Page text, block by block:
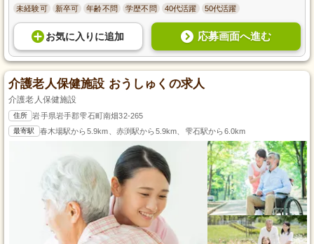
未経験可 新卒可 年齢不問 学歴不問 40代活躍 50代活躍
お気に入り に追加 応募画面へ進む
介護老人保健施設 おうしゅくの求人
介護老人保健施設
住所 岩手県岩手郡雫石町南畑32-265
最寄駅 春木場駅から5.9km、赤渕駅から5.9km、雫石駅から6.0km